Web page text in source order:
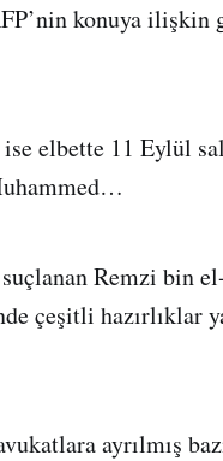
konuya ilişkin
elbette 11 Eylül
Remzi bin el-
çeşitli hazırlıklar
ayrılmış